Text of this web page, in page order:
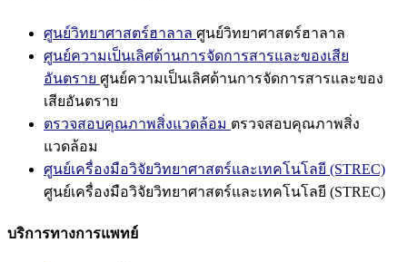
ศูนย์วิทยาศาสตร์ฮาลาล ศูนย์วิทยาศาสตร์ฮาลาล
ศูนย์ความเป็นเลิศด้านการจัดการสารและของเสีย
อันตราย ศูนย์ความเป็นเลิศด้านการจัดการสารและของ
เสียอันตราย
ตรวจสอบคุณภาพสิ่งแวดล้อม ตรวจสอบคุณภาพสิ่ง
แวดล้อม
ศูนย์เครื่องมือวิจัยวิทยาศาสตร์และเทคโนโลยี (STREC)
ศูนย์เครื่องมือวิจัยวิทยาศาสตร์และเทคโนโลยี (STREC)
บริการทางการแพทย์